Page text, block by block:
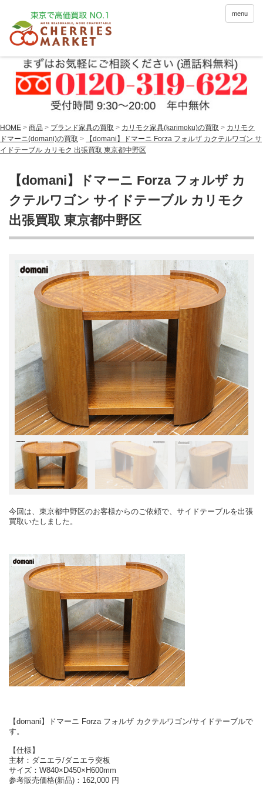
menu
HOME > 商品 > ブランド家具の買取 > カリモク家具(karimoku)の買取 > カリモク
ドマーニ(domani)の買取 >
【domani】ドマーニ Forza フォルザ カクテルワゴン サ
イドテーブル カリモク 出張買取 東京都中野区
【domani】ドマーニ Forza フォルザ カ
クテルワゴン サイドテーブル カリモク
出張買取 東京都中野区
今回は、東京都中野区のお客様からのご依頼で、サイドテーブルを出張
買取いたしました。
【domani】ドマーニ Forza フォルザ カクテルワゴン/サイドテーブルで
す。
【仕様】
主材：ダニエラ/ダニエラ突板
サイズ：W840×D450×H600mm
参考販売価格(新品)：162,000 円